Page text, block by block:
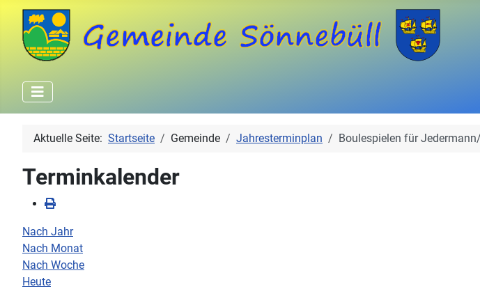
Aktuelle Seite: Startseite Gemeinde Jahresterminplan Boulespielen für
Terminkalender
Nach Jahr
Nach Monat
Nach Woche
Heute